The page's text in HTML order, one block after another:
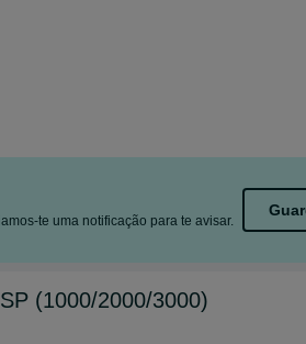
te uma notificação para te avisar.
(1000/2000/3000)